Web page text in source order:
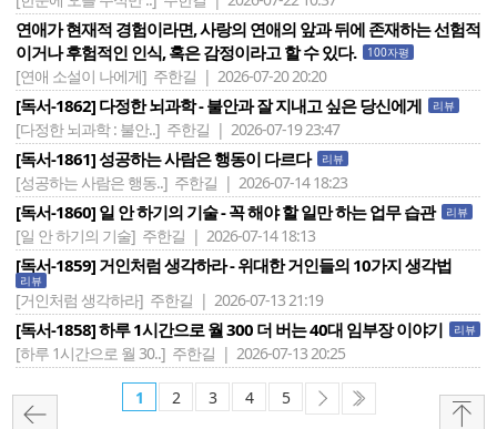
연애가 현재적 경험이라면, 사랑의 연애의 앞과 뒤에 존재하는 선험적
이거나 후험적인 인식, 혹은 감정이라고 할 수 있다.
100자평
[연애 소설이 나에게] 주한길 | 2026-07-20 20:20
[독서-1862] 다정한 뇌과학 - 불안과 잘 지내고 싶은 당신에게 리뷰
[다정한 뇌과학 : 불안..] 주한길 | 2026-07-19 23:47
[독서-1861] 성공하는 사람은 행동이 다르다 리뷰
[성공하는 사람은 행동..] 주한길 | 2026-07-14 18:23
[독서-1860] 일 안 하기의 기술 - 꼭 해야 할 일만 하는 업무 습관 리뷰
[일 안 하기의 기술] 주한길 | 2026-07-14 18:13
[독서-1859] 거인처럼 생각하라 - 위대한 거인들의 10가지 생각법
리뷰
[거인처럼 생각하라] 주한길 | 2026-07-13 21:19
[독서-1858] 하루 1시간으로 월 300 더 버는 40대 임부장 이야기 리뷰
[하루 1시간으로 월 30..] 주한길 | 2026-07-13 20:25
1 2 3 4 5